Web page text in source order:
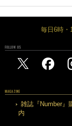
毎日6時・
FOLLOW US
MAGAZINE
雑誌『Number』
内